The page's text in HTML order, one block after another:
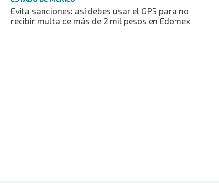
Evita sanciones: así debes usar el GPS para no
recibir multa de más de 2 mil pesos en Edomex